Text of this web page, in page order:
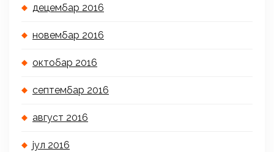
децембар 2016
новембар 2016
октобар 2016
септембар 2016
август 2016
јул 2016